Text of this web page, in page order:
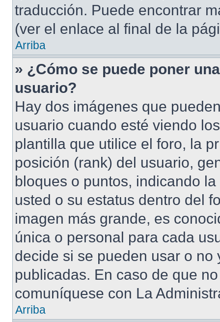
traducción. Puede encontrar
(ver el enlace al final de la
Arriba
» ¿Cómo se puede poner
usuario?
Hay dos imágenes que
usuario cuando esté viendo
plantilla que utilice el foro, la
posición (rank) del usuario,
bloques o puntos, indicando
usted o su estatus dentro del
imagen más grande, es
única o personal para cada
decide si se pueden usar o
publicadas. En caso de que
comuníquese con La
Arriba